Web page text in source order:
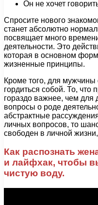
Он не хочет
Спросите нового
станет абсолютно
посвящает много
деятельности. Это
которая в основном
жизненные принципы.
Кроме того, для
гордиться собой. То, что
гораздо важнее, чем для
вопросы о роде
абстрактные
личных вопросов, то
свободен в личной
Как распознать
и лайфхак, чтобы
чистую воду.